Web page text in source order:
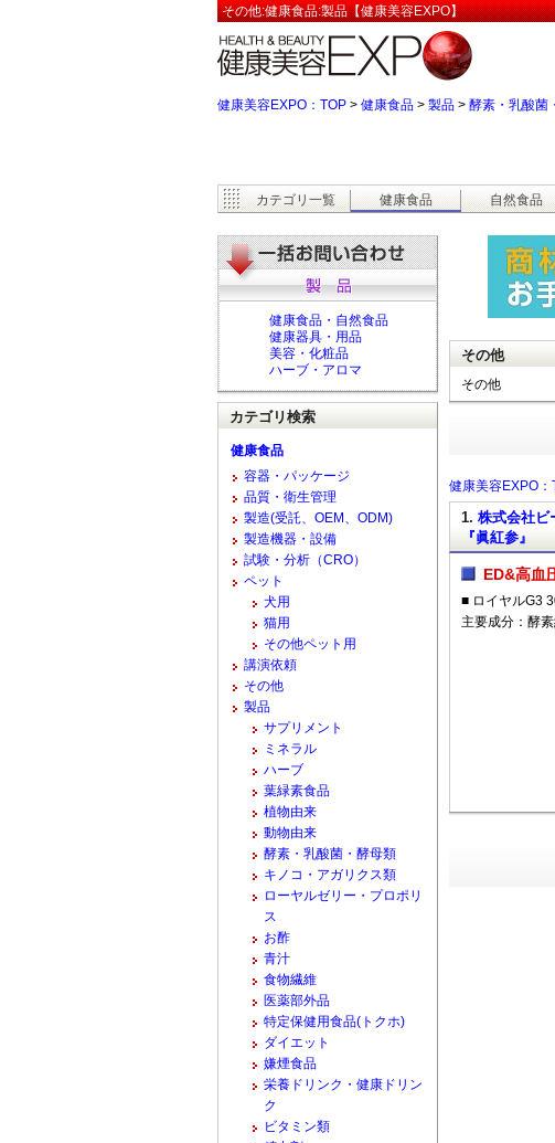
その他:健康食品:製品【健康美容EXPO】
健康美容EXPO：TOP > 健康食品 > 製品 > 酵素・乳酸菌
カテゴリ一覧 健康食品 自然食品
その他
その他
健康美容EXPO：
1. 株式会社
『眞紅参』
ED&高血
■ ロイヤルG3
主要成分：酵
健康食品・自然食品
健康器具・用品
美容・化粧品
ハーブ・アロマ
カテゴリ検索
健康食品
容器・パッケージ
品質・衛生管理
製造(受託、OEM、ODM)
製造機器・設備
試験・分析（CRO）
ペット
犬用
猫用
その他ペット用
講演依頼
その他
製品
サプリメント
ミネラル
ハーブ
葉緑素食品
植物由来
動物由来
酵素・乳酸菌・酵母類
キノコ・アガリクス類
ローヤルゼリー・プロポリ
ス
お酢
青汁
食物繊維
医薬部外品
特定保健用食品(トクホ)
ダイエット
嫌煙食品
栄養ドリンク・健康ドリン
ク
ビタミン類